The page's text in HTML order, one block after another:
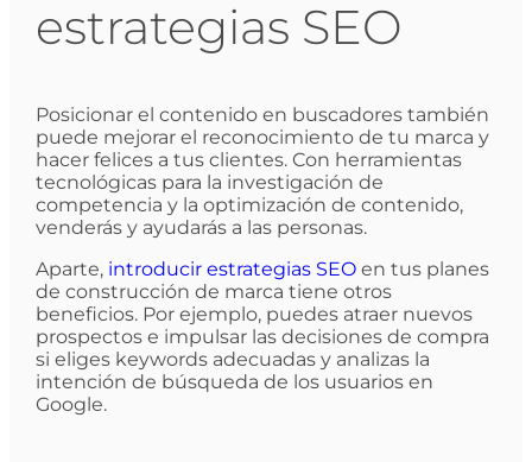
estrategias SEO
Posicionar el contenido en buscadores también
puede mejorar el reconocimiento de tu marca y
hacer felices a tus clientes. Con herramientas
tecnológicas para la investigación de
competencia y la optimización de contenido,
venderás y ayudarás a las personas.
Aparte, introducir estrategias SEOen tus planes
de construcción de marca tiene otros
beneficios. Por ejemplo, puedes atraer nuevos
prospectos e impulsar las decisiones de compra
si eliges keywords adecuadas y analizas la
intención de búsqueda de los usuarios en
Google.